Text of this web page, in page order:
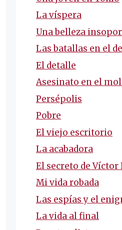
La víspera
Una belleza
Las batallas en el
El detalle
Asesinato en el
Persépolis
Pobre
El viejo escritorio
La acabadora
El secreto de Víctor
Mi vida robada
Las espías y el
La vida al final